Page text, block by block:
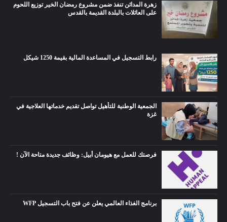
زهرة المدائن تنفذ ضمن مشروع رمضان الخير توزيع اللحوم
على العائلات بالبلدة القديمة بالقدس
رابط التسجيل في المساعدة المالية بقيمة 1250 شيكل
الجمعية الوطنية للتأهيل تواصل تقديم خدماتها العلاجية في
غزة
فرصتك للعمل مع هيومان أبيل: وظائف جديدة متاحة الآن !
برنامج الغذاء العالمي يعلن عن فتح باب التسجيل WFP